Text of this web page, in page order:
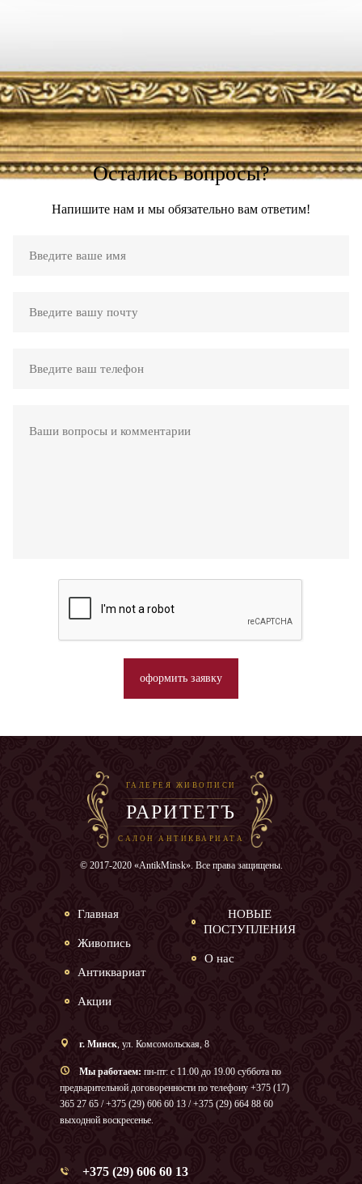
Остались вопросы?
Напишите нам и мы обязательно вам ответим!
оформить заявку
ГАЛЕРЕЯ ЖИВОПИСИ
РАРИТЕТЪ
САЛОН АНТИКВАРИАТА
© 2017-2020 «AntikMinsk». Все права защищены.
Главная
Живопись
Антиквариат
Акции
НОВЫЕ
ПОСТУПЛЕНИЯ
О нас
г. Минск, ул. Комсомольская, 8
Мы работаем: пн-пт: с 11.00 до 19.00 суббота по
предварительной договоренности по телефону +375 (17)
365 27 65 / +375 (29) 606 60 13 / +375 (29) 664 88 60
выходной воскресенье.
+375 (29) 606 60 13